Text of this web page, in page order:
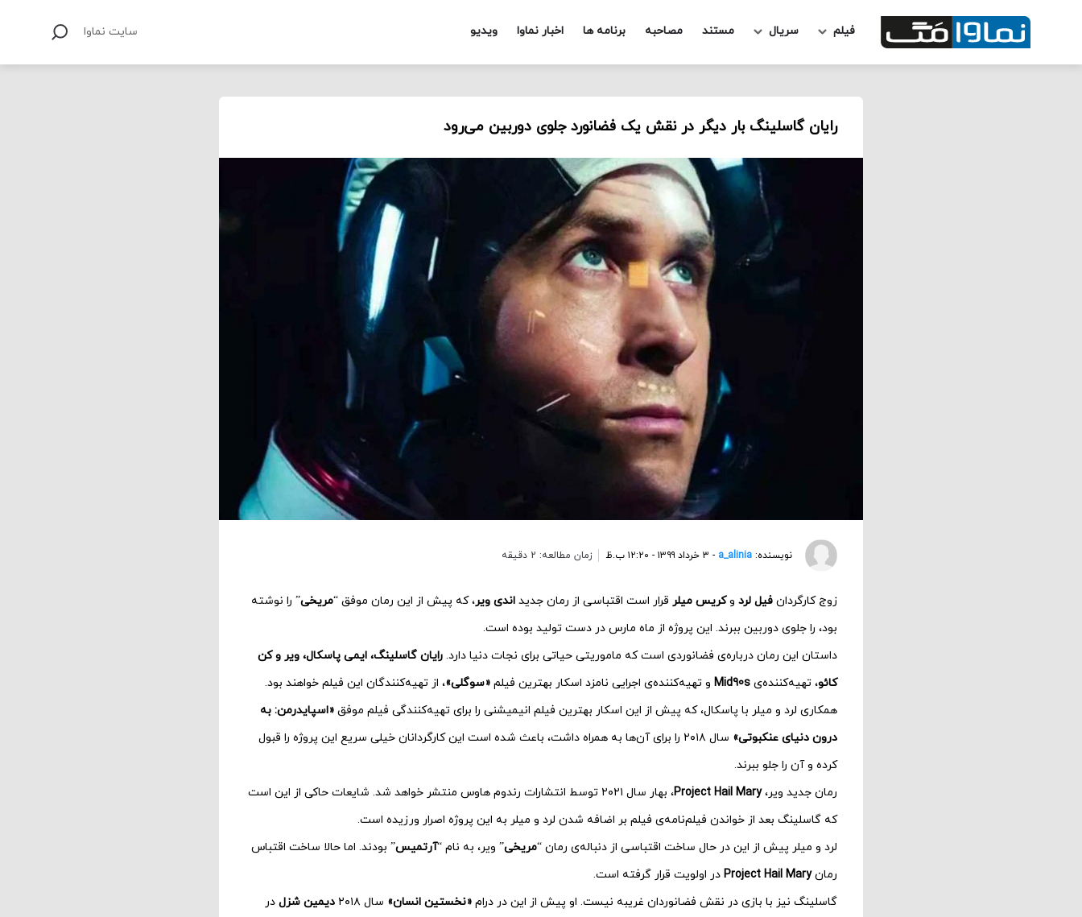
فیلم سریال مستند مصاحبه برنامه ها اخبار نماوا ویدیو سایت نماوا
رایان گاسلینگ بار دیگر در نقش یک فضانورد جلوی دوربین می‌رود
نویسنده: a_alinia - ۳ خرداد ۱۳۹۹ - ۱۲:۲۰ ب.ظ زمان مطالعه: 2 دقیقه
زوج کارگردان فیل لرد وکریس میلر قرار است اقتباسی از رمان جدید اندی ویر، که پیش از این رمان موفق “مریخی” را نوشته
بود، را جلوی دوربین ببرند. این پروژه از ماه مارس در دست تولید بوده است.
داستان این رمان درباره‌ی فضانوردی است که ماموریتی حیاتی برای نجات دنیا دارد. رایان گاسلینگ، ایمی پاسکال، ویر و کن
کائو، تهیه‌کننده‌ی و تهیه‌کننده‌ی اجرایی نامزد اسکار بهترین فیلم «سوگلی»، از تهیه‌کنندگان این فیلم خواهند بود.
همکاری لرد و میلر با پاسکال، که پیش از این اسکار بهترین فیلم انیمیشنی را برای تهیه‌کنندگی فیلم موفق «اسپایدرمن: به
درون دنیای عنکبوتی»
سال ۲۰۱۸ را برای آن‌ها به همراه داشت، باعث شده است این کارگردانان خیلی سریع این پروژه را قبول
کرده و آن را جلو ببرند.
رمان جدید ویر،Project Hail Mary
، بهار سال ۲۰۲۱ توسط انتشارات رندوم هاوس منتشر خواهد شد. شایعات حاکی از این است
که گاسلینگ بعد از خواندن فیلم‌نامه‌ی فیلم بر اضافه شدن لرد و میلر به این پروژه اصرار ورزیده است.
لرد و میلر پیش از این در حال ساخت اقتباسی از دنباله‌ی رمان “مریخی” ویر، به نام “آرتمیس” بودند. اما حالا ساخت اقتباس
رمانProject Hail Mary در اولویت قرار گرفته است.
گاسلینگ نیز با بازی در نقش فضانوردان غریبه نیست. او پیش از این در درام «نخستین انسان» سال ۲۰۱۸ دیمین شزل در